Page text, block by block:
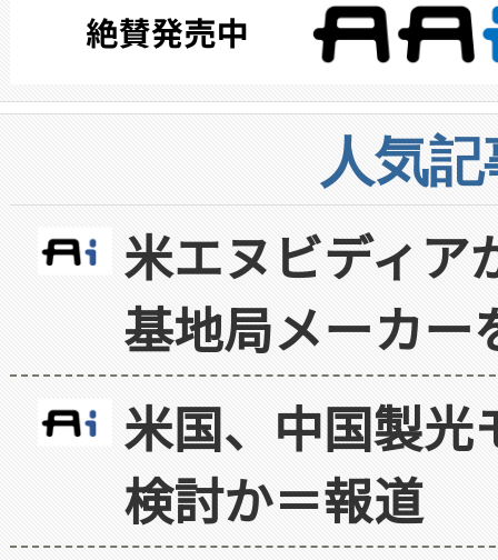
人気
米エヌビディア
基地局メーカー
米国、中国製光
検討か＝報道